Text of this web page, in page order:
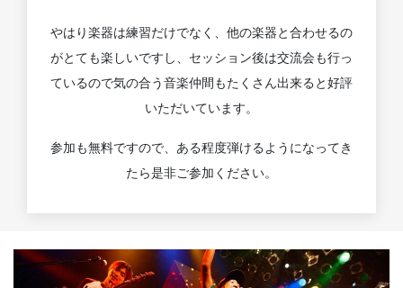
やはり楽器は練習だけでなく、他の楽器と合わせるの
がとても楽しいですし、セッション後は交流会も行っ
ているので気の合う音楽仲間もたくさん出来ると好評
いただいています。
参加も無料ですので、ある程度弾けるようになってき
たら是非ご参加ください。